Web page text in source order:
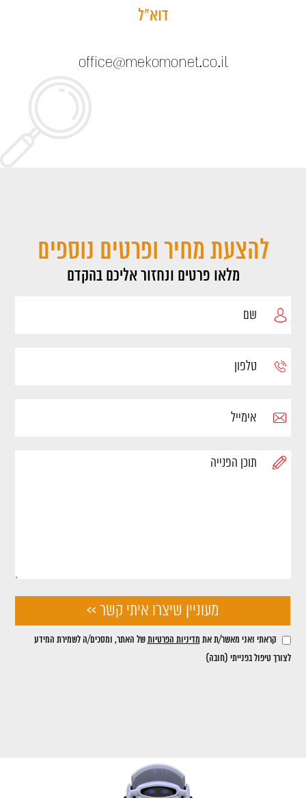
דוא"ל
office@mekomonet.co.il
להצעת מחיר ופרטים נוספים
מלאו פרטים ונחזור אליכם בהקדם
קראתי ואני מאשר/ת את מדיניות הפרטיותשל האתר, ומסכים/ה לשמירת המידע
לצורך טיפול בפנייתי (חובה)